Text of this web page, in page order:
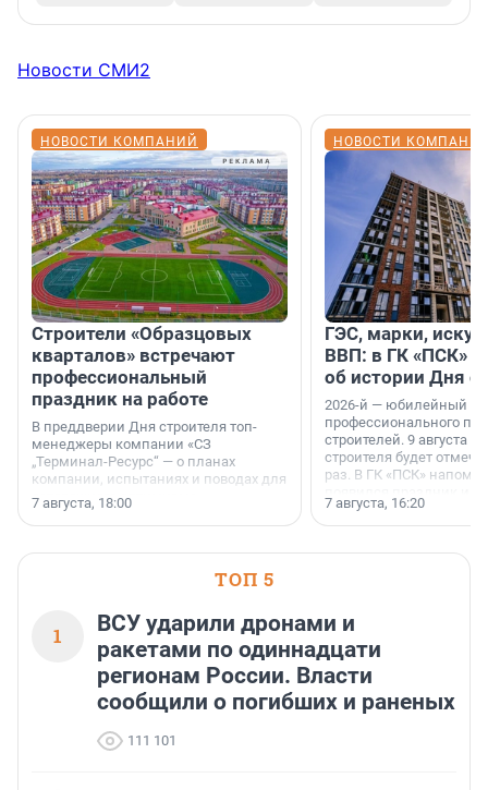
Новости СМИ2
НОВОСТИ КОМПАНИЙ
Строители «Образцовых
кварталов» встречают
профессиональный
праздник на работе
В преддверии Дня строителя топ-
менеджеры компании «СЗ
„Терминал-Ресурс“ — о планах
компании, испытаниях и поводах для
осторожного оптимизма.
7 августа, 18:00
НОВОСТИ
ГЭС, марки,
ВВП: в ГК «ПСК»
об истории Дня
2026-й — юбилейный
профессионального
строителей. 9 августа
строителя будет
раз. В ГК «ПСК»
поменялась роль
7 августа, 16:20
ТОП 5
1
ВСУ ударили дронами и
ракетами по одиннадцати
регионам России. Власти
сообщили о погибших и раненых
111 101